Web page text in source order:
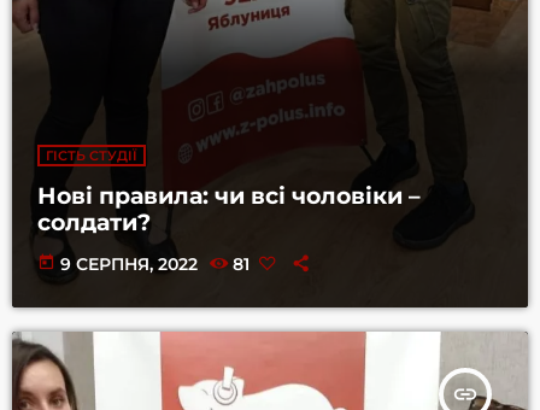
ГІСТЬ СТУДІЇ
Нові правила: чи всі чоловіки –
солдати?
today 9 СЕРПНЯ, 2022 81
insert_link